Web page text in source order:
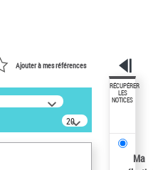
Ajouter à mes références
20
résultats/page
RÉCUPÉRER
LES
NOTICES
Ma